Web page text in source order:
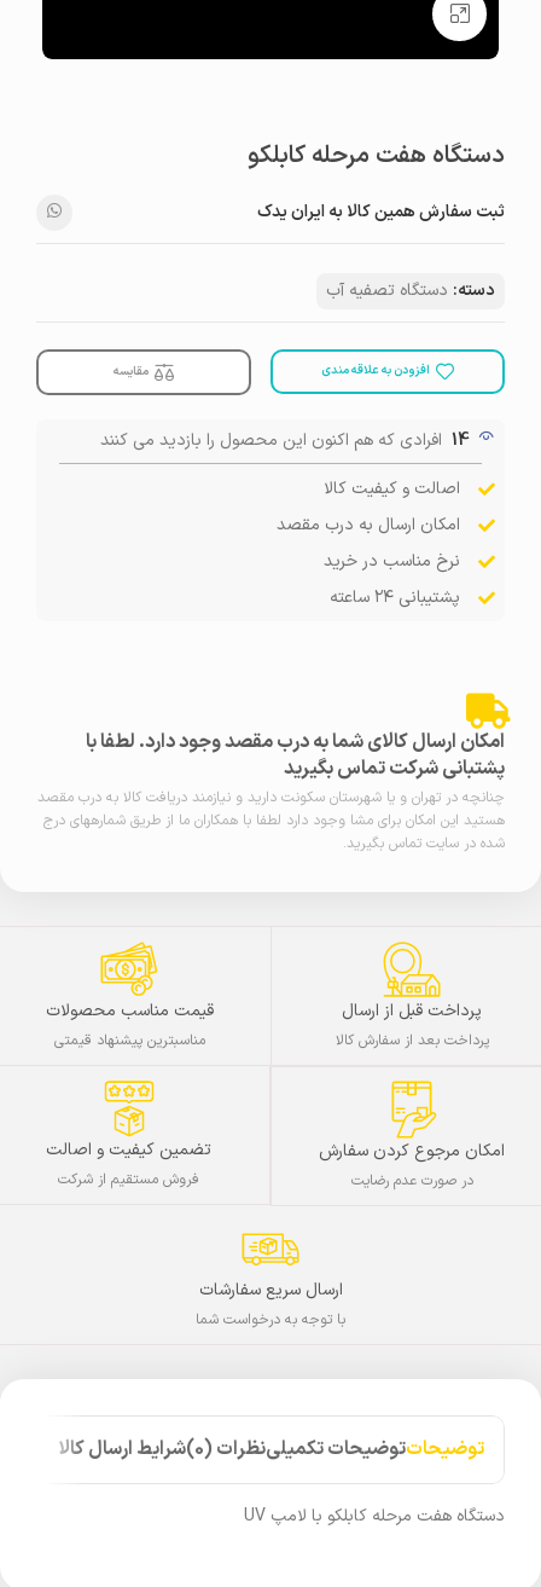
بزرگنمایی تصویر
دستگاه هفت مرحله کابلکو
ثبت سفارش همین کالا به ایران یدک
دسته: دستگاه تصفیه آب
افزودن به علاقه مندی مقایسه
14 افرادی که هم اکنون این محصول را بازدید می کنند
اصالت و کیفیت کالا
امکان ارسال به درب مقصد
نرخ مناسب در خرید
پشتیبانی ۲۴ ساعته
امکان ارسال کالای شما به درب مقصد وجود دارد. لطفا با
پشتبانی شرکت تماس بگیرید
چنانچه در تهران و یا شهرستان سکونت دارید و نیازمند دریافت کالا به درب مقصد
هستید این امکان برای مشا وجود دارد لطفا با همکاران ما از طریق شمارههای درج
شده در سایت تماس بگیرید.
پرداخت قبل از ارسال
پرداخت بعد از سفارش کالا
قیمت مناسب محصولات
مناسبترین پیشنهاد قیمتی
امکان مرجوع کردن سفارش
در صورت عدم رضایت
تضمین کیفیت و اصالت
فروش مستقیم از شرکت
ارسال سریع سفارشات
با توجه به درخواست شما
توضیحاتتوضیحات تکمیلینظرات (0) شرایط ارسال کالا
دستگاه هفت مرحله کابلکو با لامپ UV